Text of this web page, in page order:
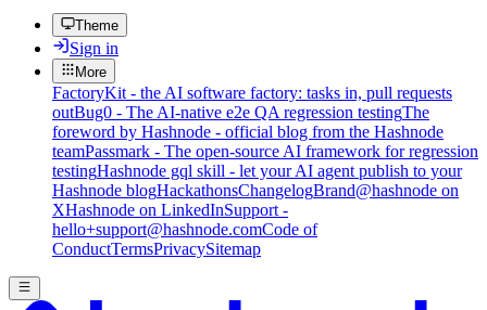
Theme
Sign in
More
FactoryKit - the AI software factory: tasks in, pull requests
outBug0 - The AI-native e2e QA regression testingThe
foreword by Hashnode - official blog from the Hashnode
teamPassmark - The open-source AI framework for regression
testingHashnode gql skill - let your AI agent publish to your
Hashnode blogHackathonsChangelogBrand@hashnode on
XHashnode on LinkedInSupport -
hello+support@hashnode.comCode of
ConductTermsPrivacySitemap